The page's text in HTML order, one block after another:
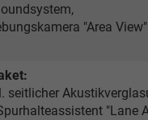
"Area View"
seitlicher
"Lane